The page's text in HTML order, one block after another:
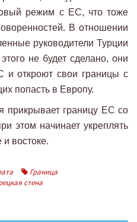
режим с ЕС, что тоже
В отношении
руководители Турции
не будет сделано, они
и откроют свои границы с
попасть в Европу.
прикрывает границу ЕС со
этом начинает укреплять
востоке.
Граница
стена